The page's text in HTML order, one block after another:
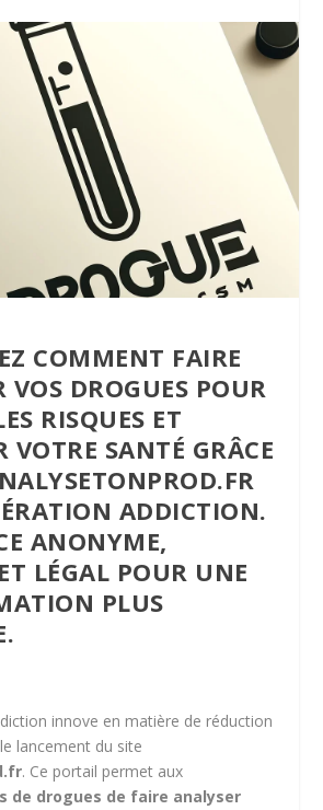
COMMENT FAIRE
VOS DROGUES POUR
RISQUES ET
VOTRE SANTÉ GRÂCE
ADDICTION.
ANONYME,
LÉGAL POUR UNE
PLUS
innove en matière de réduction
lancement du site
. Ce portail permet aux
de drogues de faire analyser